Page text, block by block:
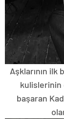
Aşklarının ilk
kulislerinin
başaran